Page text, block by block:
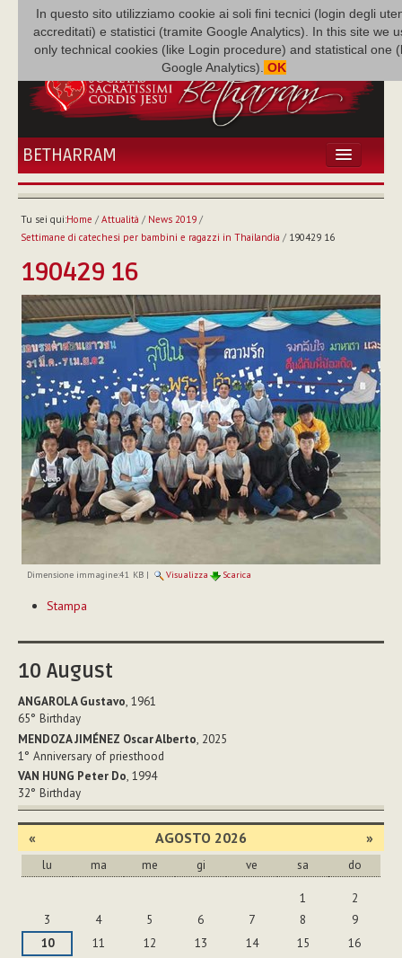
In questo sito utilizziamo cookie ai soli fini tecnici (login degli
accreditati) e statistici (tramite Google Analytics). In this site we
only technical cookies (like Login procedure) and statistical one
Google Analytics). OK
BETHARRAM
HOME
BÉTHARRAM
FAMIGLIA
MISSIONE
NEF
MEDIATECA
P. AUGUSTO ETCHECOPAR
Tu sei qui:Home / Attualità / News 2019/
Settimane di catechesi per bambini e ragazzi in Thailandia / 190429 16
190429 16
Dimensione immagine:41 KB| Visualizza Scarica
sul
Stampa
10 August
ANGAROLA Gustavo, 1961
65° Birthday
MENDOZA JIMÉNEZ Oscar Alberto, 2025
1° Anniversary of priesthood
VAN HUNG Peter Do, 1994
32° Birthday
« AGOSTO 2026 »
lu ma me gi ve sa do
1
2
3
4 5 6 7 8
9
10
11 12 13 14 15
16